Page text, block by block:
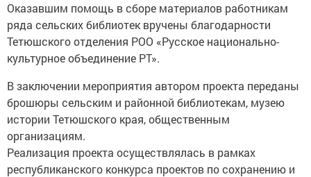
Оказавшим помощь в сборе материалов работникам
ряда сельских библиотек вручены благодарности
Тетюшского отделения РОО «Русское национально-
культурное объединение РТ».
В заключении мероприятия автором проекта переданы
брошюры сельским и районной библиотекам, музею
истории Тетюшского края, общественным
организациям.
Реализация проекта осуществлялась в рамках
республиканского конкурса проектов по сохранению и